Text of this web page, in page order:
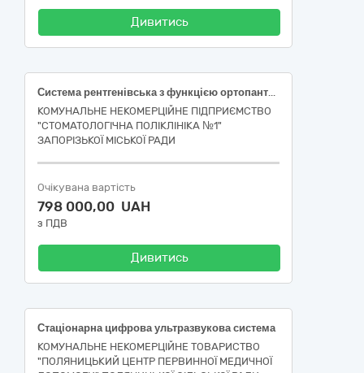
Дивитись
Система рентгенівська з функцією ортопантомографії (ОПТГ) і системою настінно-підвісного монтажу у комплекті з ПК та інсталяцією. (ДК 021:2015 - код 33110000-4 Візуалізаційне обладнання для потреб медицини, стоматології та ветеринарної медицини (НК 024:2023: 43369 — Стаціонарна панорамна/томографічна стоматологічна рентгенівська система, цифрова НК 031:2024: Z1103030102 — Медичне обладнання і супутні аксесуари, програмне забезпечення і витратні матеріали цифрові ортопантомографи)
КОМУНАЛЬНЕ НЕКОМЕРЦІЙНЕ ПІДПРИЄМСТВО
"СТОМАТОЛОГІЧНА ПОЛІКЛІНІКА №1"
ЗАПОРІЗЬКОЇ МІСЬКОЇ РАДИ
Очікувана вартість
798 000,00 UAH
з ПДВ
Дивитись
Стаціонарна цифрова ультразвукова система
КОМУНАЛЬНЕ НЕКОМЕРЦІЙНЕ ТОВАРИСТВО
"ПОЛЯНИЦЬКИЙ ЦЕНТР ПЕРВИННОЇ МЕДИЧНОЇ